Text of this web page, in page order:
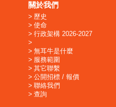
關於我們
歷史
使命
行政架構 2026-2027
無耳牛是什麼
服務範圍
其它聯繫
公開招標 / 報價
聯絡我們
查詢